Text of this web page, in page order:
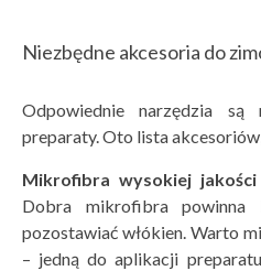
Niezbędne akcesoria do
Odpowiednie narzędzia
preparaty. Oto lista
Mikrofibra wysokiej jakości
Dobra mikrofibra
pozostawiać włókien. Warto
– jedną do aplikacji